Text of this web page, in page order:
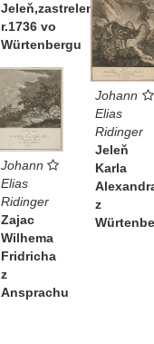
Jeleň,zastrelený
r.1736 vo
Würtenbergu
Johann
Elias
Ridinger
Jeleň
Karla
z
Johann
Elias
Ridinger
Zajac
Wilhema
Fridricha
z
Ansprachu